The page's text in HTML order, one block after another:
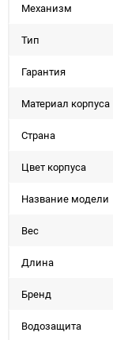
Механизм
Тип
Гарантия
Материал корпуса
Страна
Цвет корпуса
Название модели
Вес
Длина
Бренд
Водозащита